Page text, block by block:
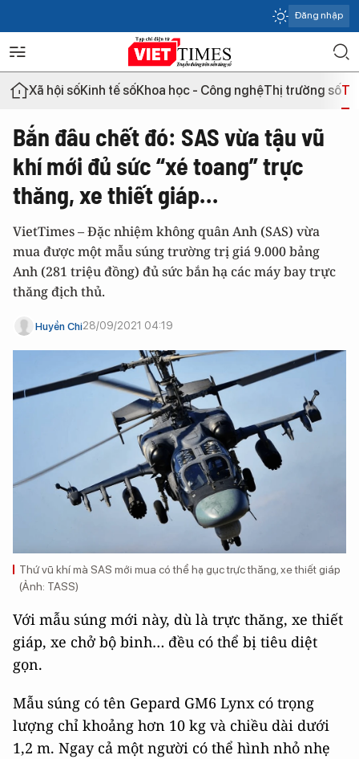
Đăng nhập
Xã hội sốKinh tế sốKhoa học - Công nghệThị trường số
Bắn đâu chết đó: SAS vừa tậu vũ
khí mới đủ sức “xé toang” trực
thăng, xe thiết giáp…
VietTimes – Đặc nhiệm không quân Anh (SAS) vừa
mua được một mẫu súng trường trị giá 9.000 bảng
Anh (281 triệu đồng) đủ sức bắn hạ các máy bay trực
thăng địch thủ.
Huyền Chi28/09/2021 04:19
Thứ vũ khí mà SAS mới mua có thể hạ gục trực thăng, xe thiết giáp
(Ảnh: TASS)
Với mẫu súng mới này, dù là trực thăng, xe thiết
giáp, xe chở bộ binh… đều có thể bị tiêu diệt
gọn.
Mẫu súng có tên Gepard GM6 Lynx có trọng
lượng chỉ khoảng hơn 10 kg và chiều dài dưới
1,2 m. Ngay cả một người có thể hình nhỏ nhẹ